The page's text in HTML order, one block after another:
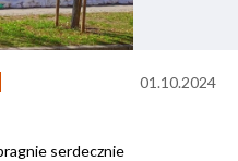
01.10.2024
serdecznie